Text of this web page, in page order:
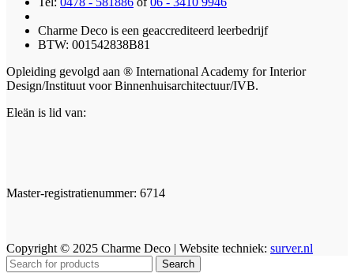
Charme Deco is een geaccrediteerd leerbedrijf
BTW: 001542838B81
Opleiding gevolgd aan ® International Academy for Interior
Design/Instituut voor Binnenhuisarchitectuur/IVB.
Eleän is lid van:
Master-registratienummer: 6714
Copyright © 2025 Charme Deco | Website techniek: surver.nl
Search